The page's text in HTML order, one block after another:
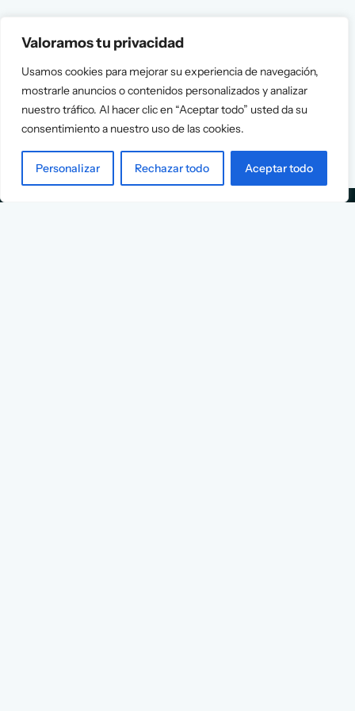
Valoramos tu privacidad
Usamos cookies para mejorar su experiencia de navegación,
mostrarle anuncios o contenidos personalizados y analizar
nuestro tráfico. Al hacer clic en “Aceptar todo” usted da su
consentimiento a nuestro uso de las cookies.
Personalizar Rechazar todo Aceptar todo